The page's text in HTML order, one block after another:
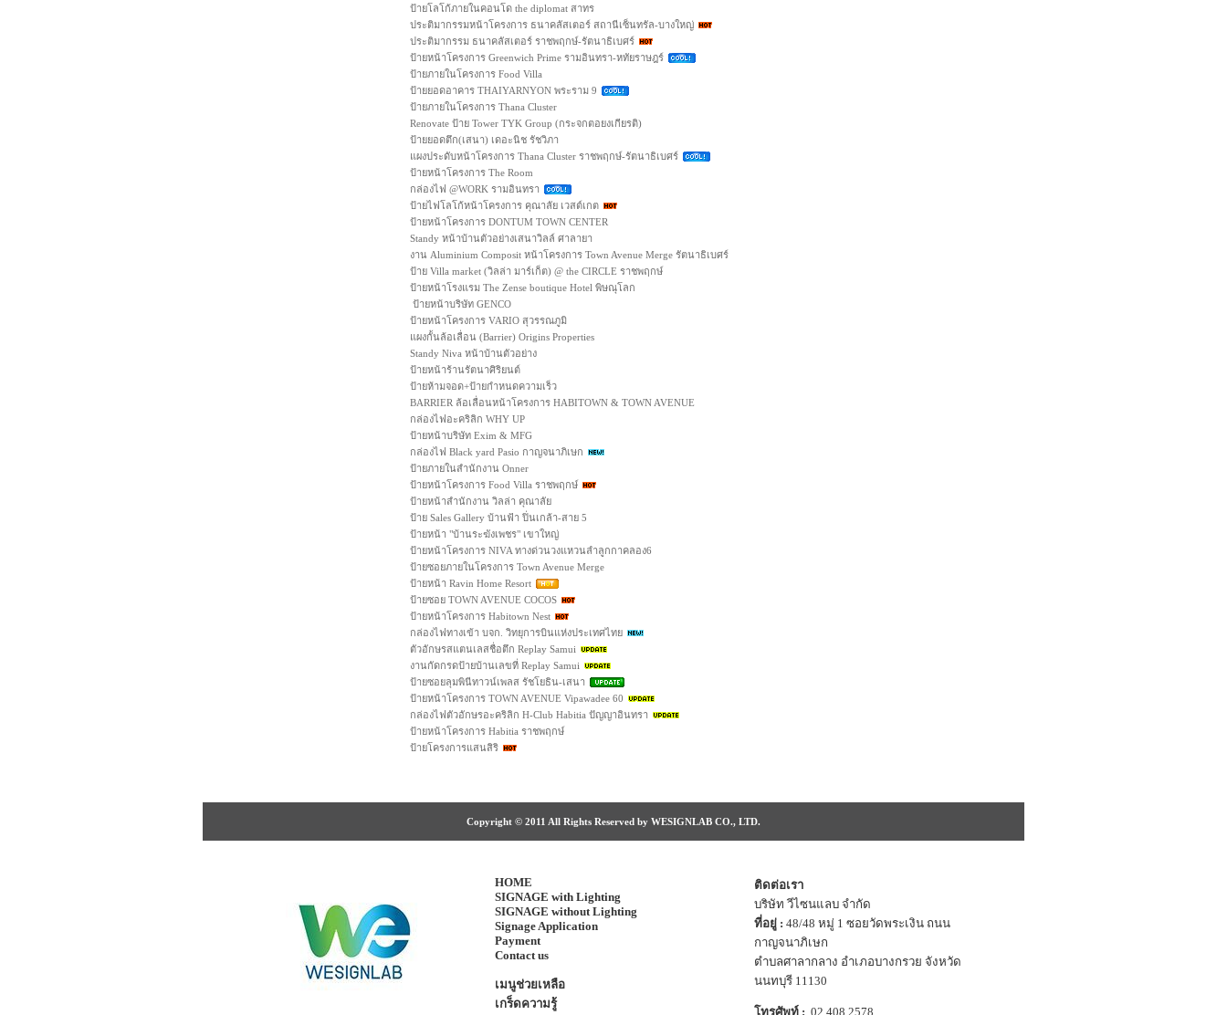
ป้ายโลโก้ภายในคอนโด the diplomat สาทร
ประติมากรรมหน้าโครงการ ธนาคลัสเตอร์ สถานีเซ็นทรัล-บางใหญ่
ประติมากรรม ธนาคลัสเตอร์ ราชพฤกษ์-รัตนาธิเบศร์
ป้ายหน้าโครงการ Greenwich Prime รามอินทรา-หทัยราษฎร์
ป้ายภายในโครงการ Food Villa
ป้ายยอดอาคาร THAIYARNYON พระราม 9
ป้ายภายในโครงการ Thana Cluster
Renovate ป้าย Tower TYK Group (กระจกตอยงเกียรติ)
ป้ายยอดตึก(เสนา) เดอะนิช รัชวิภา
แผงประดับหน้าโครงการ Thana Cluster ราชพฤกษ์-รัตนาธิเบศร์
ป้ายหน้าโครงการ The Room
กล่องไฟ @WORK รามอินทรา
ป้ายไฟโลโก้หน้าโครงการ คุณาลัย เวสต์เกต
ป้ายหน้าโครงการ DONTUM TOWN CENTER
Standy หน้าบ้านตัวอย่างเสนาวิลล์ ศาลายา
งาน Aluminium Composit หน้าโครงการ Town Avenue Merge รัตนาธิเบศร์
ป้าย Villa market (วิลล่า มาร์เก็ต) @ the CIRCLE ราชพฤกษ์
ป้ายหน้าโรงแรม The Zense boutique Hotel พิษณุโลก
ป้ายหน้าบริษัท GENCO
ป้ายหน้าโครงการ VARIO สุวรรณภูมิ
แผงกั้นล้อเลื่อน (Barrier) Origins Properties
Standy Niva หน้าบ้านตัวอย่าง
ป้ายหน้าร้านรัตนาศิริยนต์
ป้ายห้ามจอด+ป้ายกำหนดความเร็ว
BARRIER ล้อเลื่อนหน้าโครงการ HABITOWN & TOWN AVENUE
กล่องไฟอะคริลิก WHY UP
ป้ายหน้าบริษัท Exim & MFG
กล่องไฟ Black yard Pasio กาญจนาภิเษก
ป้ายภายในสำนักงาน Onner
ป้ายหน้าโครงการ Food Villa ราชพฤกษ์
ป้ายหน้าสำนักงาน วิลล่า คุณาลัย
ป้าย Sales Gallery บ้านฟ้า ปิ่นเกล้า-สาย 5
ป้ายหน้า "บ้านระฆังเพชร" เขาใหญ่
ป้ายหน้าโครงการ NIVA ทางด่วนวงแหวนลำลูกกาคลอง6
ป้ายซอยภายในโครงการ Town Avenue Merge
ป้ายหน้า Ravin Home Resort
ป้ายซอย TOWN AVENUE COCOS
ป้ายหน้าโครงการ Habitown Nest
กล่องไฟทางเข้า บจก. วิทยุการบินแห่งประเทศไทย
ตัวอักษรสแตนเลสชื่อตึก Replay Samui
งานกัดกรดป้ายบ้านเลขที่ Replay Samui
ป้ายซอยลุมพินีทาวน์เพลส รัชโยธิน-เสนา
ป้ายหน้าโครงการ TOWN AVENUE Vipawadee 60
กล่องไฟตัวอักษรอะคริลิก H-Club Habitia ปัญญาอินทรา
ป้ายหน้าโครงการ Habitia ราชพฤกษ์
ป้ายโครงการแสนสิริ
Copyright © 2011 All Rights Reserved by WESIGNLAB CO., LTD.
HOME
SIGNAGE with Lighting
SIGNAGE without Lighting
Signage Application
Payment
Contact us
เมนูช่วยเหลือ
เกร็ดความรู้
ติดต่อเรา
บริษัท วีไซนแลบ จำกัด
ที่อยู่ : 48/48 หมู่ 1 ซอยวัดพระเงิน ถนน
กาญจนาภิเษก
ตำบลศาลากลาง อำเภอบางกรวย จังหวัด
นนทบุรี 11130
โทรศัพท์ : 02 408 2578